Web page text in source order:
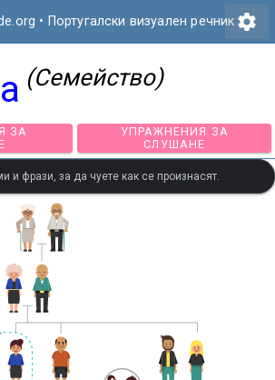
• Португалски визуален речник settings
(Семейство)
ЗА
УПРАЖНЕНИЯ
СЛУШАНЕ
и фрази, за да чуете как се произнасят.